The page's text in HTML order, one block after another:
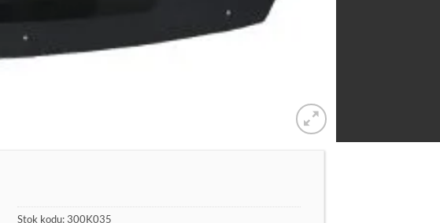
Stok kodu:300K035